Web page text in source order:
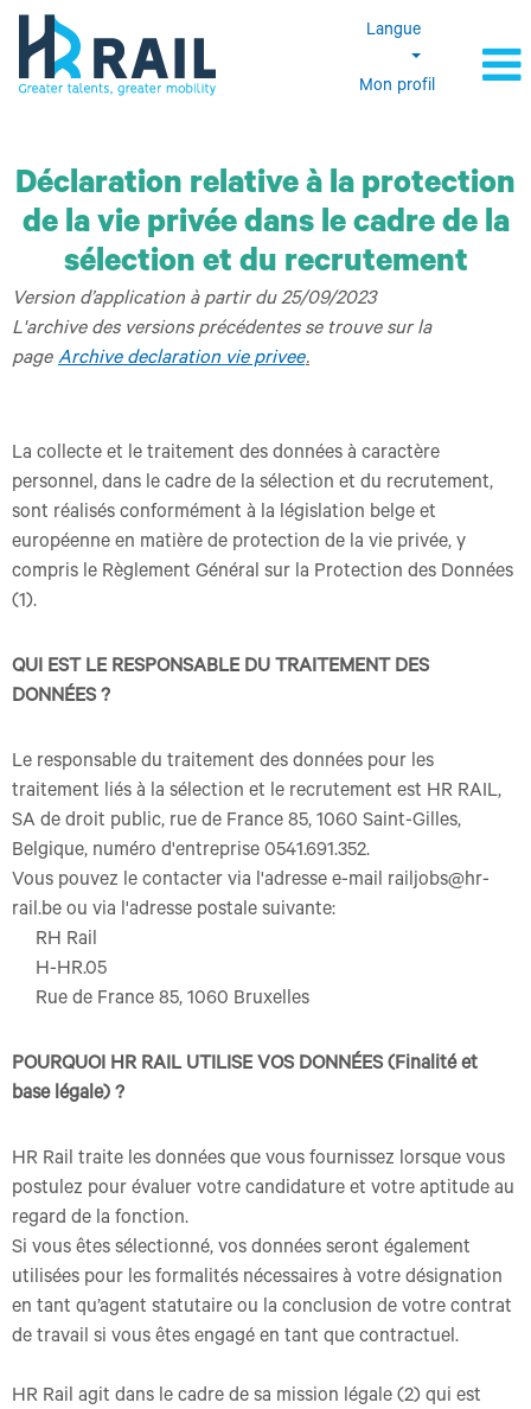
Langue
Mon profil
Déclaration relative à la protection
de la vie privée dans le cadre de la
sélection et du recrutement
Version d’application à partir du 25/09/2023
L'archive des versions précédentes se trouve sur la
page Archive declaration vie privee.
La collecte et le traitement des données à caractère
personnel, dans le cadre de la sélection et du recrutement,
sont réalisés conformément à la législation belge et
européenne en matière de protection de la vie privée, y
compris le Règlement Général sur la Protection des Données
(1).
QUI EST LE RESPONSABLE DU TRAITEMENT DES
DONNÉES ?
Le responsable du traitement des données pour les
traitement liés à la sélection et le recrutement est HR RAIL,
SA de droit public, rue de France 85, 1060 Saint-Gilles,
Belgique, numéro d'entreprise 0541.691.352.
Vous pouvez le contacter via l'adresse e-mail railjobs@hr-
rail.be ou via l'adresse postale suivante:
RH Rail
H-HR.05
Rue de France 85, 1060 Bruxelles
POURQUOI HR RAIL UTILISE VOS DONNÉES (Finalité et
base légale) ?
HR Rail traite les données que vous fournissez lorsque vous
postulez pour évaluer votre candidature et votre aptitude au
regard de la fonction.
Si vous êtes sélectionné, vos données seront également
utilisées pour les formalités nécessaires à votre désignation
en tant qu’agent statutaire ou la conclusion de votre contrat
de travail si vous êtes engagé en tant que contractuel.
HR Rail agit dans le cadre de sa mission légale (2) qui est